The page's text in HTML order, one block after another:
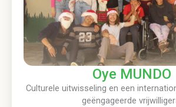
Oye MUNDO
Culturele uitwisseling en een
geëngageerde